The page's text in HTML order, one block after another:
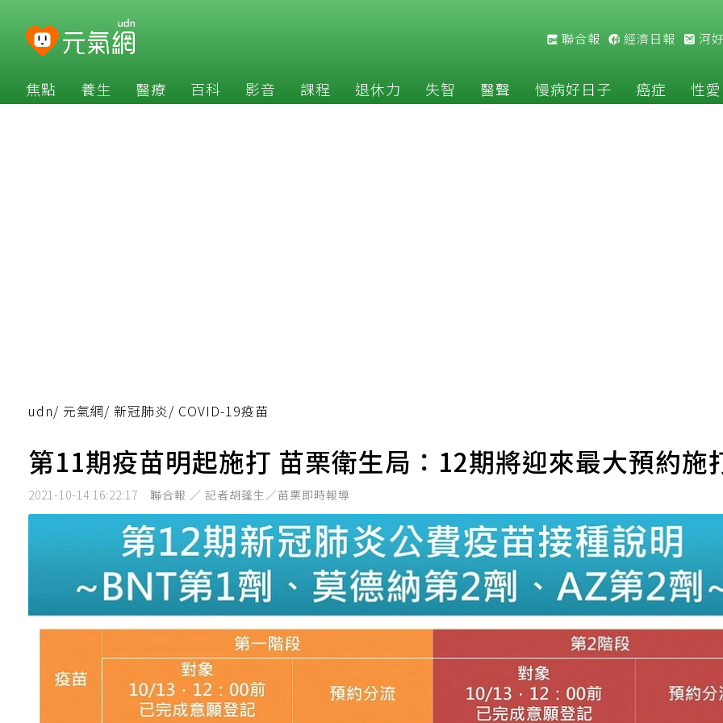
聯合報 經濟日報 河
焦點 養生 醫療 百科 影音 課程 退休力 失智 醫聲 慢病好日子 癌症 性愛
udn/ 元氣網/ 新冠肺炎/ COVID-19疫苗
第11期疫苗明起施打 苗栗衛生局：12期將迎來最大預約施
2021-10-14 16:22:17 聯合報 ／ 記者胡蓬生／苗栗即時報導